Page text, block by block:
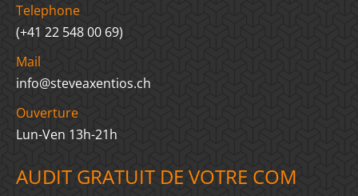
Telephone
(+41 22 548 00 69)
Mail
info@steveaxentios.ch
Ouverture
Lun-Ven 13h-21h
AUDIT GRATUIT DE VOTRE COM